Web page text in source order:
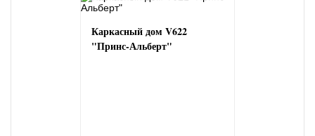
Каркасный дом V622
"Принс-Альберт"